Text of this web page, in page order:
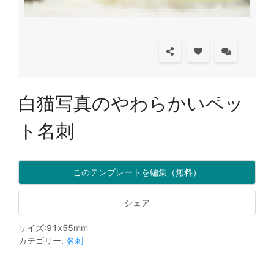
白猫写真のやわらかいペッ
ト名刺
このテンプレートを編集（無料）
シェア
サイズ:91 x55mm
カテゴリー: 名刺